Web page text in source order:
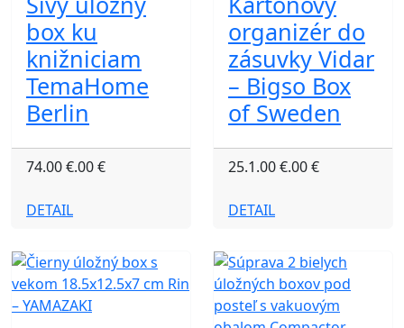
box ku
knižniciam
TemaHome
Berlin
74.00 €.00 €
DETAIL
organizér do
zásuvky Vidar
– Bigso Box
of Sweden
25.1.00 €.00 €
DETAIL